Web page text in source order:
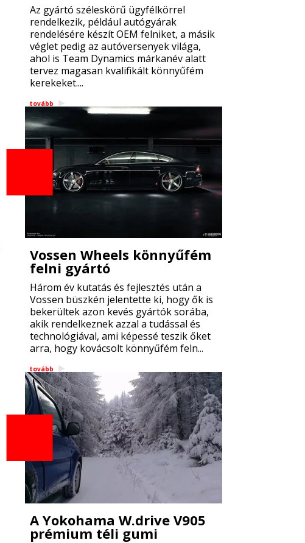
Az gyártó széleskörű ügyfélkörrel
rendelkezik, például autógyárak
rendelésére készít OEM felniket, a másik
véglet pedig az autóversenyek világa,
ahol is Team Dynamics márkanév alatt
tervez magasan kvalifikált könnyűfém
kerekeket....
tovább
Vossen Wheels könnyűfém
felni gyártó
Három év kutatás és fejlesztés után a
Vossen büszkén jelentette ki, hogy ők is
bekerültek azon kevés gyártók sorába,
akik rendelkeznek azzal a tudással és
technológiával, ami képessé teszik őket
arra, hogy kovácsolt könnyűfém feln...
tovább
A Yokohama W.drive V905
prémium téli gumi